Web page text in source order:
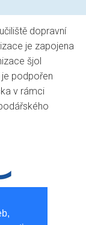
dopravní
je zapojena
šjol
podpořen
v rámci